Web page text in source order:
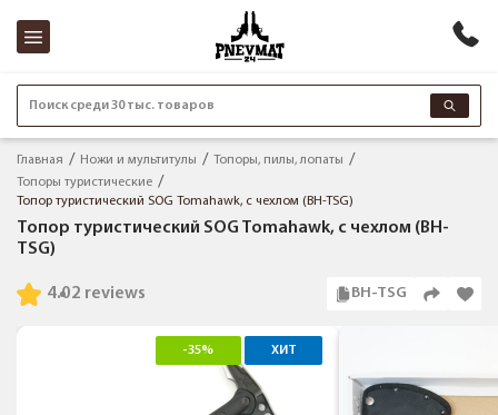
Поиск среди 30 тыс. товаров
Главная Ножи и мультитулы
Топоры, пилы, лопаты
Топоры туристические
Топор туристический SOG Tomahawk, с чехлом (BH-TSG)
Топор туристический SOG Tomahawk, с чехлом (BH-
TSG)
2 reviews
4.0 BH-TSG
-35% ХИТ